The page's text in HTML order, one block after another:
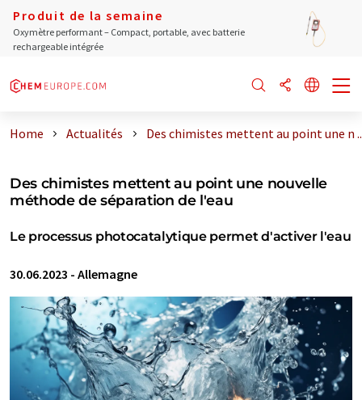
Produit de la semaine
Oxymètre performant – Compact, portable, avec batterie
rechargeable intégrée
Home Actualités Des chimistes mettent au point une n
Des chimistes mettent au point une nouvelle
méthode de séparation de l'eau
Le processus photocatalytique permet d'activer l'eau
30.06.2023 - Allemagne